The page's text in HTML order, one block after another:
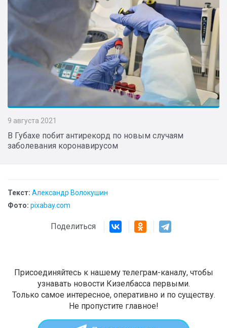
9 августа 2021
В Губахе побит антирекорд по новым случаям
заболевания коронавирусом
Текст: Александр Волокушин
Фото: pixabay.com
Поделиться
Присоединяйтесь к нашему телеграм-каналу, чтобы
узнавать новости Кизелбасса первыми.
Только самое интересное, оперативно и по существу.
Не пропустите главное!